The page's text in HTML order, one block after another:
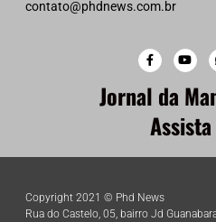
contato@phdnews.com.br
Jornal da
Copyright 2021 © Phd News
Rua do Castelo, 05, bairro Jd